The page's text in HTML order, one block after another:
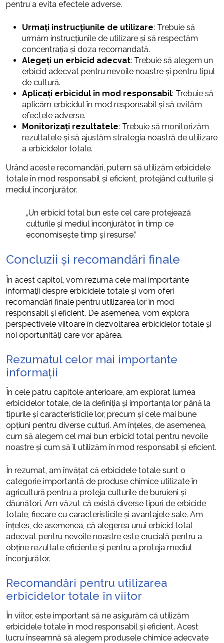
pentru a evita efectele adverse.
Urmați instrucțiunile de utilizare: Trebuie să
urmăm instrucțiunile de utilizare și să respectăm
concentrația și doza recomandată.
Alegeți un erbicid adecvat: Trebuie să alegem un
erbicid adecvat pentru nevoile noastre și pentru tipul
de cultură.
Aplicați erbicidul în mod responsabil: Trebuie să
aplicăm erbicidul în mod responsabil și să evităm
efectele adverse.
Monitorizați rezultatele: Trebuie să monitorizăm
rezultatele și să ajustăm strategia noastră de utilizare
a erbicidelor totale.
Urând aceste recomandări, putem să utilizăm erbicidele
totale în mod responsabil și eficient, protejând culturile și
mediul înconjurător.
„Un erbicid total bun este cel care protejează
culturile și mediul înconjurător, în timp ce
economisește timp și resurse.”
Concluzii și recomandări finale
În acest capitol, vom rezuma cele mai importante
informații despre erbicidele totale și vom oferi
recomandări finale pentru utilizarea lor în mod
responsabil și eficient. De asemenea, vom explora
perspectivele viitoare în dezvoltarea erbicidelor totale și
noi oportunități care vor apărea.
Rezumatul celor mai importante
informații
În cele patru capitole anterioare, am explorat lumea
erbicidelor totale, de la definiția și importanța lor până la
tipurile și caracteristicile lor, precum și cele mai bune
opțiuni pentru diverse culturi. Am înțeles, de asemenea,
cum să alegem cel mai bun erbicid total pentru nevoile
noastre și cum să îl utilizăm în mod responsabil și eficient.
În rezumat, am învățat că erbicidele totale sunt o
categorie importantă de produse chimice utilizate în
agricultură pentru a proteja culturile de buruieni și
dăunători. Am văzut că există diverse tipuri de erbicide
totale, fiecare cu caracteristicile și avantajele sale. Am
înțeles, de asemenea, că alegerea unui erbicid total
adecvat pentru nevoile noastre este crucială pentru a
obține rezultate eficiente și pentru a proteja mediul
înconjurător.
Recomandări pentru utilizarea
erbicidelor totale în viitor
În viitor, este important să ne asigurăm că utilizăm
erbicidele totale în mod responsabil și eficient. Acest
lucru înseamnă să alegem produsele chimice adecvate